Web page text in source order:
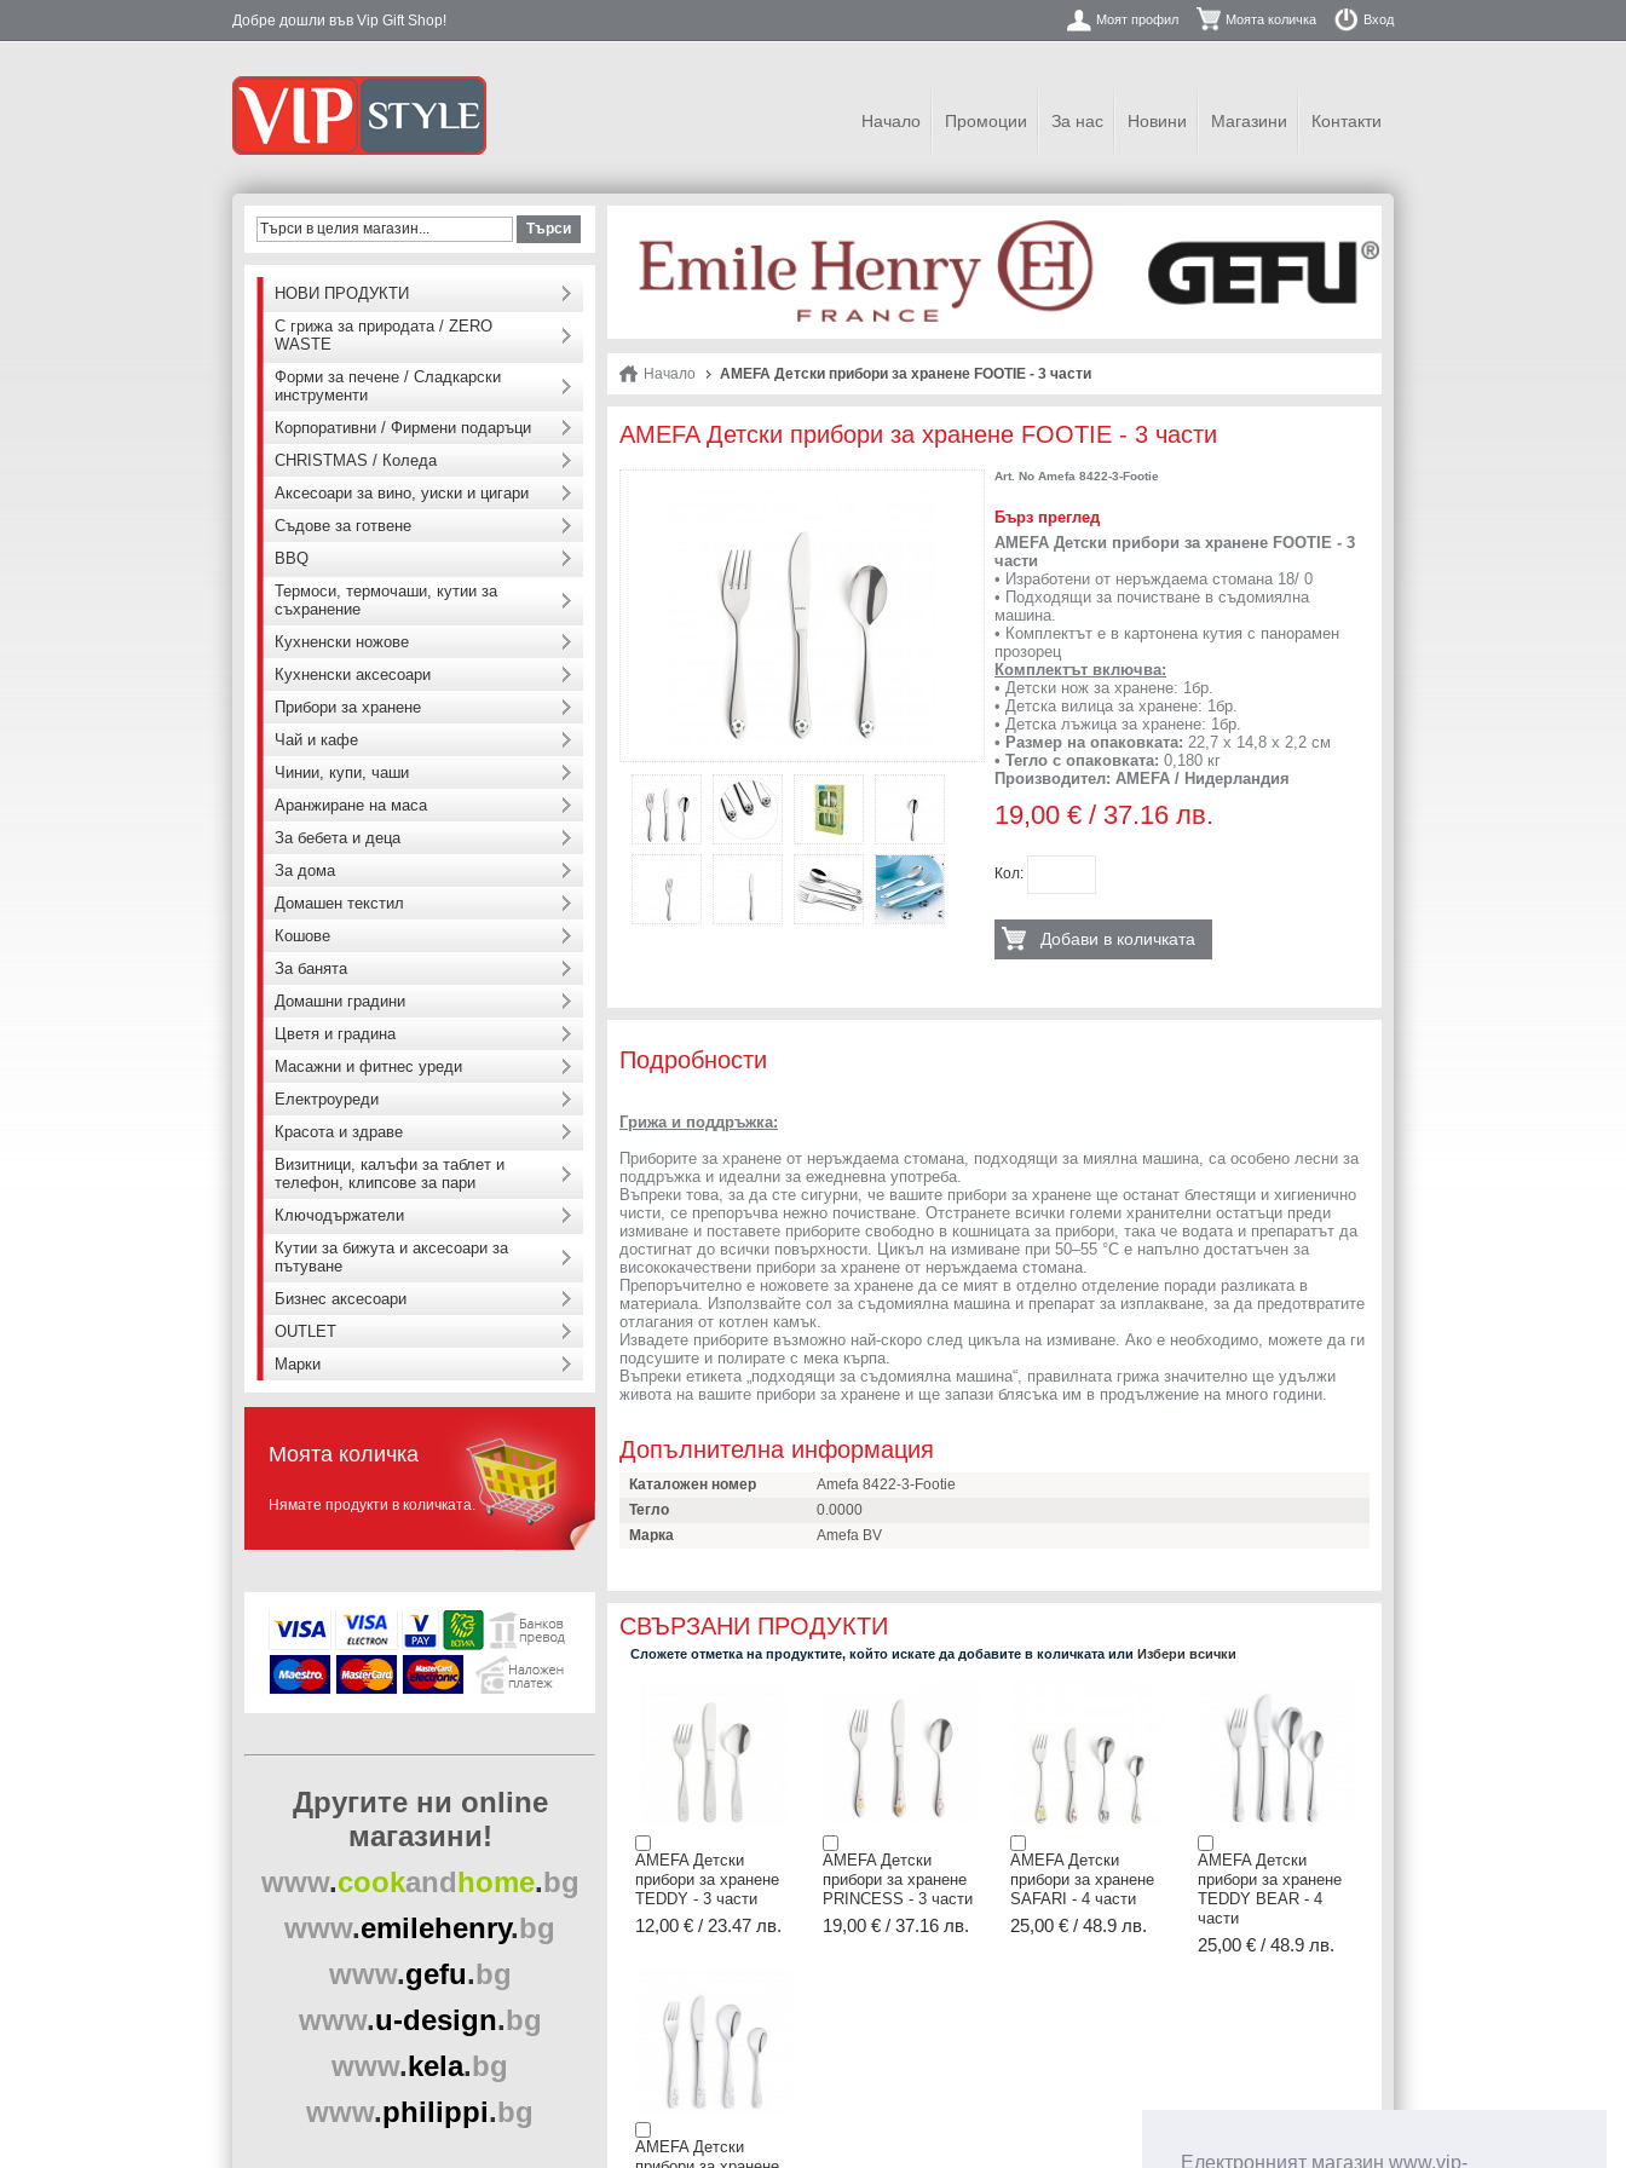
Електронният магазин www.vip-
Добре дошли във Vip Gift Shop! Моят профил Моята количка Вход
Начало Промоции За нас Новини Магазини Контакти
Начало AMEFA Детски прибори за хранене FOOTIE - 3 части
AMEFA Детски прибори за хранене FOOTIE - 3 части
Art. No Amefa 8422-3-Footie
Бърз преглед
AMEFA Детски прибори за хранене FOOTIE - 3
части
• Изработени от неръждаема стомана 18/ 0
• Подходящи за почистване в съдомиялна
машина.
• Комплектът е в картонена кутия с панорамен
прозорец
Комплектът включва:
• Детски нож за хранене: 1бр.
• Детска вилица за хранене: 1бр.
• Детска лъжица за хранене: 1бр.
• Размер на опаковката: 22,7 х 14,8 х 2,2 см
• Тегло с опаковката: 0,180 кг
Производител: AMEFA / Нидерландия
19,00 € / 37.16 лв.
Кол:
Добави в количката
Подробности
Грижа и поддръжка:
Приборите за хранене от неръждаема стомана, подходящи за миялна машина, са особено лесни за
поддръжка и идеални за ежедневна употреба.
Въпреки това, за да сте сигурни, че вашите прибори за хранене ще останат блестящи и хигиенично
чисти, се препоръчва нежно почистване. Отстранете всички големи хранителни остатъци преди
измиване и поставете приборите свободно в кошницата за прибори, така че водата и препаратът да
достигнат до всички повърхности. Цикъл на измиване при 50–55 °C е напълно достатъчен за
висококачествени прибори за хранене от неръждаема стомана.
Препоръчително е ножовете за хранене да се мият в отделно отделение поради разликата в
материала. Използвайте сол за съдомиялна машина и препарат за изплакване, за да предотвратите
отлагания от котлен камък.
Извадете приборите възможно най-скоро след цикъла на измиване. Ако е необходимо, можете да ги
подсушите и полирате с мека кърпа.
Въпреки етикета „подходящи за съдомиялна машина“, правилната грижа значително ще удължи
живота на вашите прибори за хранене и ще запази блясъка им в продължение на много години.
Допълнителна информация
Каталожен номер
Amefa 8422-3-Footie
Тегло
0.0000
Марка
Amefa BV
СВЪРЗАНИ ПРОДУКТИ
Сложете отметка на продуктите, който искате да добавите в количката или Избери всички
AMEFA Детски
прибори за хранене
TEDDY - 3 части
12,00 € / 23.47 лв.
AMEFA Детски
прибори за хранене
PRINCESS - 3 части
19,00 € / 37.16 лв.
AMEFA Детски
прибори за хранене
SAFARI - 4 части
25,00 € / 48.9 лв.
AMEFA Детски
прибори за хранене
TEDDY BEAR - 4
части
25,00 € / 48.9 лв.
AMEFA Детски
Търси
НОВИ ПРОДУКТИ
С грижа за природата / ZERO
WASTE
Форми за печене / Сладкарски
инструменти
Корпоративни / Фирмени подаръци
CHRISTMAS / Коледа
Аксесоари за вино, уиски и цигари
Съдове за готвене
BBQ
Термоси, термочаши, кутии за
съхранение
Кухненски ножове
Кухненски аксесоари
Прибори за хранене
Чай и кафе
Чинии, купи, чаши
Аранжиране на маса
За бебета и деца
За дома
Домашен текстил
Кошове
За банята
Домашни градини
Цветя и градина
Масажни и фитнес уреди
Електроуреди
Красота и здраве
Визитници, калъфи за таблет и
телефон, клипсове за пари
Ключодържатели
Кутии за бижута и аксесоари за
пътуване
Бизнес аксесоари
OUTLET
Марки
Моята количка
Нямате продукти в количката.
Другите ни online
магазини!
www.cookandhome.bg
www.emilehenry.bg
www.gefu.bg
www.u-design.bg
www.kela.bg
www.philippi.bg